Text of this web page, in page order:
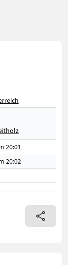
20:01
20:02